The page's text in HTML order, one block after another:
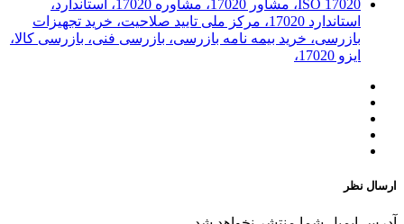
ISO 17020، مشاور 17020، مشاوره 17020، استاندارد،
استاندارد 17020، مرکز ملی تایید صلاحیت، خرید تجهیزات
بازرسی، خرید بیمه نامه بازرسی، بازرسی فنی، بازرسی کالا،
ایزو 17020،
ارسال نظر